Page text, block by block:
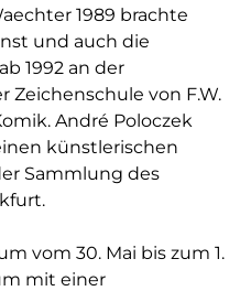
1989 brachte
und auch die
1992 an der
von F.W.
André Poloczek
künstlerischen
Sammlung des
vom 30. Mai bis zum 1.
mit einer